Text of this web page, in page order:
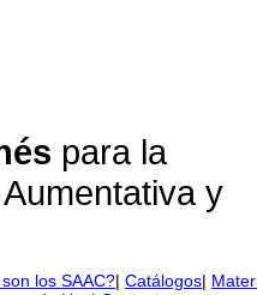
para la
y
los SAAC?| Catálogos|